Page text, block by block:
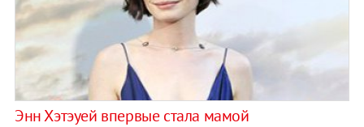
Энн Хэтэуей впервые стала мамой